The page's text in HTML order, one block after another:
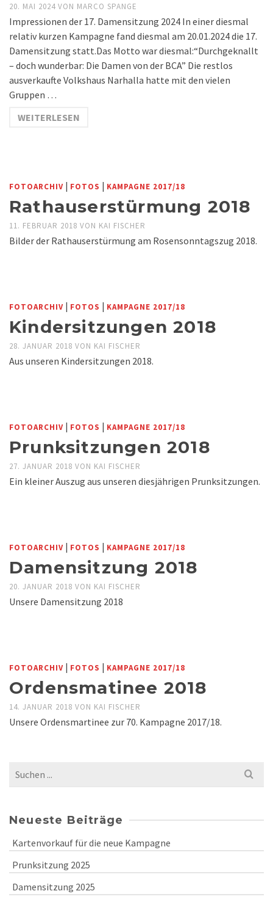
20. MAI 2024 VON MARCO SPANGE
Impressionen der 17. Damensitzung 2024 In einer diesmal
relativ kurzen Kampagne fand diesmal am 20.01.2024 die 17.
Damensitzung statt.Das Motto war diesmal:“Durchgeknallt
– doch wunderbar: Die Damen von der BCA” Die restlos
ausverkaufte Volkshaus Narhalla hatte mit den vielen
Gruppen …
WEITERLESEN
FOTOARCHIV | FOTOS | KAMPAGNE 2017/18
Rathauserstürmung 2018
11. FEBRUAR 2018 VON KAI FISCHER
Bilder der Rathauserstürmung am Rosensonntagszug 2018.
FOTOARCHIV | FOTOS | KAMPAGNE 2017/18
Kindersitzungen 2018
28. JANUAR 2018 VON KAI FISCHER
Aus unseren Kindersitzungen 2018.
FOTOARCHIV | FOTOS | KAMPAGNE 2017/18
Prunksitzungen 2018
27. JANUAR 2018 VON KAI FISCHER
Ein kleiner Auszug aus unseren diesjährigen Prunksitzungen.
FOTOARCHIV | FOTOS | KAMPAGNE 2017/18
Damensitzung 2018
20. JANUAR 2018 VON KAI FISCHER
Unsere Damensitzung 2018
FOTOARCHIV | FOTOS | KAMPAGNE 2017/18
Ordensmatinee 2018
14. JANUAR 2018 VON KAI FISCHER
Unsere Ordensmartinee zur 70. Kampagne 2017/18.
Search
Neueste Beiträge
Kartenvorkauf für die neue Kampagne
Prunksitzung 2025
Damensitzung 2025